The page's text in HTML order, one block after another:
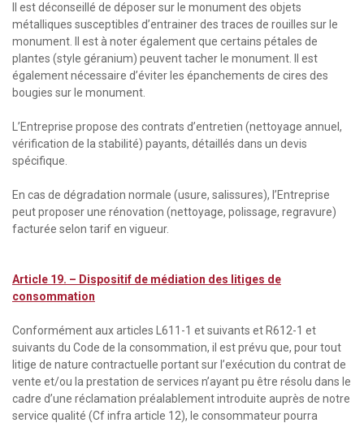
Il est déconseillé de déposer sur le monument des objets
métalliques susceptibles d’entrainer des traces de rouilles sur le
monument. Il est à noter également que certains pétales de
plantes (style géranium) peuvent tacher le monument. Il est
également nécessaire d’éviter les épanchements de cires des
bougies sur le monument.
L’Entreprise propose des contrats d’entretien (nettoyage annuel,
vérification de la stabilité) payants, détaillés dans un devis
spécifique.
En cas de dégradation normale (usure, salissures), l’Entreprise
peut proposer une rénovation (nettoyage, polissage, regravure)
facturée selon tarif en vigueur.
Article 19. – Dispositif de médiation des litiges de
consommation
Conformément aux articles L611-1 et suivants et R612-1 et
suivants du Code de la consommation, il est prévu que, pour tout
litige de nature contractuelle portant sur l’exécution du contrat de
vente et/ou la prestation de services n’ayant pu être résolu dans le
cadre d’une réclamation préalablement introduite auprès de notre
service qualité (Cf infra article 12), le consommateur pourra